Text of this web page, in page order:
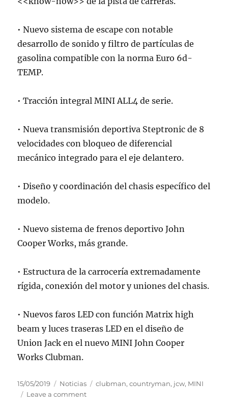
• Nuevo sistema de escape con notable
desarrollo de sonido y filtro de partículas de
gasolina compatible con la norma Euro 6d-
TEMP.
• Tracción integral MINI ALL4 de serie.
• Nueva transmisión deportiva Steptronic de 8
velocidades con bloqueo de diferencial
mecánico integrado para el eje delantero.
• Diseño y coordinación del chasis específico del
modelo.
• Nuevo sistema de frenos deportivo John
Cooper Works, más grande.
• Estructura de la carrocería extremadamente
rígida, conexión del motor y uniones del chasis.
• Nuevos faros LED con función Matrix high
beam y luces traseras LED en el diseño de
Union Jack en el nuevo MINI John Cooper
Works Clubman.
Posted
on
15/05/2019 Categories
Noticias Tags
clubman,countryman, jcw, MINI
Leave a commenton